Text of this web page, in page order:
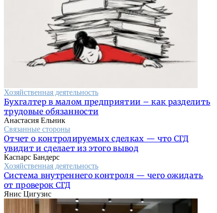
Хозяйственная деятельность
Бухгалтер в малом предприятии – как разделить
трудовые обязанности
Анастасия Ельник
Связанные стороны
Отчет о контролируемых сделках — что СГД
увидит и сделает из этого вывод
Каспарс Бандерс
Хозяйственная деятельность
Система внутреннего контроля — чего ожидать
от проверок СГД
Янис Цигузис